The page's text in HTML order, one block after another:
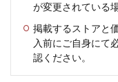
が変更されている
掲載するストアと
入前にご自身にて
認ください。